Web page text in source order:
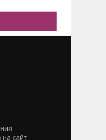
на сайт